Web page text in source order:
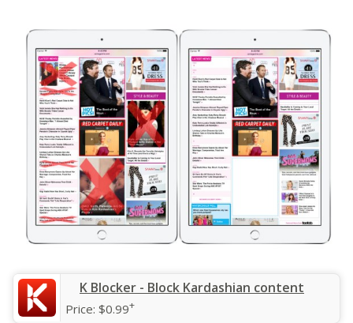
‎K Blocker - Block Kardashian content
Price: $0.99+